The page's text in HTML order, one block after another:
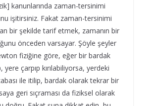
kanunlarında zaman-tersinimi
işitirsiniz. Fakat zaman-tersinimi
bir şekilde tarif etmek, zamanın bir
önceden varsayar. Şöyle şeyler
fiziğine göre, eğer bir bardak
çarpıp kırılabiliyorsa, yerdeki
ile itilip, bardak olarak tekrar bir
geri sıçraması da fiziksel olarak